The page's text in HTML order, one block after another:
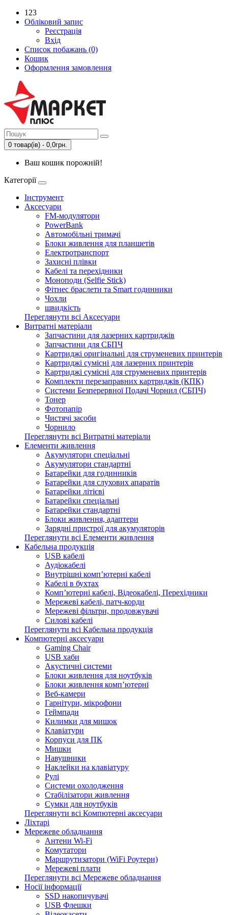
123
Обліковий запис
Реєстрація
Вхід
Список побажань (0)
Кошик
Оформлення замовлення
0 товар(ів) - 0,0грн.
Ваш кошик порожній!
Категорії
Інструмент
Аксесуари
FM-модулятори
PowerBank
Автомобільні тримачі
Блоки живлення для планшетів
Електротранспорт
Захисні плівки
Кабелі та перехідники
Моноподи (Selfie Stick)
Фітнес браслети та Smart годинники
Чохли
швидкість
Переглянути всі Аксесуари
Витратні матеріали
Запчастини для лазерних картриджів
Запчастини для СБПЧ
Картриджі оригінальні для струменевих принтерів
Картриджі сумісні для лазерних принтерів
Картриджі сумісні для струменевих принтерів
Комплекти перезаправних картриджів (КПК)
Системи Безперервної Подачі Чорнил (СБПЧ)
Тонер
Фотопапір
Чистячі засоби
Чорнило
Переглянути всі Витратні матеріали
Елементи живлення
Акумулятори спеціальні
Акумулятори стандартні
Батарейки для годинників
Батарейки для слухових апаратів
Батарейки літієві
Батарейки спеціальні
Батарейки стандартні
Блоки живлення, адаптери
Зарядні пристрої для акумуляторів
Переглянути всі Елементи живлення
Кабельна продукція
USB кабелі
Аудіокабелі
Внутрішні комп’ютерні кабелі
Кабелі в бухтах
Комп’ютерні кабелі, Відеокабелі, Перехідники
Мережеві кабелі, патч-корди
Мережеві фільтри, продовжувачі
Силові кабелі
Переглянути всі Кабельна продукція
Компютерні аксесуари
Gaming Chair
USB хаби
Акустичні системи
Блоки живлення для ноутбуків
Блоки живлення комп’ютерні
Веб-камери
Гарнітури, мікрофони
Геймпади
Килимки для мишок
Клавіатури
Корпуси для ПК
Мишки
Навушники
Наклейки на клавіатуру
Рулі
Системи охолодження
Стабілізатори живлення
Сумки для ноутбуків
Переглянути всі Компютерні аксесуари
Ліхтарі
Мережеве обладнання
Антени Wi-Fi
Комутатори
Маршрутизатори (WiFi Роутери)
Мережеві плати
Переглянути всі Мережеве обладнання
Носії інформації
SSD накопичувачі
USB Флешки